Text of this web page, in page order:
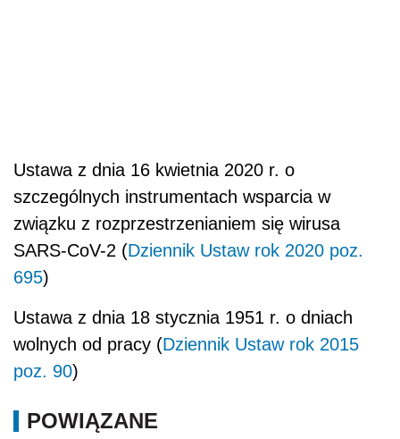
Ustawa z dnia 16 kwietnia 2020 r. o
szczególnych instrumentach wsparcia w
związku z rozprzestrzenianiem się wirusa
SARS-CoV-2 (Dziennik Ustaw rok 2020 poz.
695)
Ustawa z dnia 18 stycznia 1951 r. o dniach
wolnych od pracy (Dziennik Ustaw rok 2015
poz. 90)
POWIĄZANE